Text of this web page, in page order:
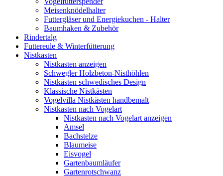
Meisenknödelhalter
Futtergläser und Energiekuchen - Halter
Baumhaken & Zubehör
Rindertalg
Futtereule & Winterfütterung
Nistkasten
Nistkasten anzeigen
Schwegler Holzbeton-Nisthöhlen
Nistkästen schwedisches Design
Klassische Nistkästen
Vogelvilla Nistkästen handbemalt
Nistkasten nach Vogelart
Nistkasten nach Vogelart anzeigen
Amsel
Bachstelze
Blaumeise
Eisvogel
Gartenbaumläufer
Gartenrotschwanz